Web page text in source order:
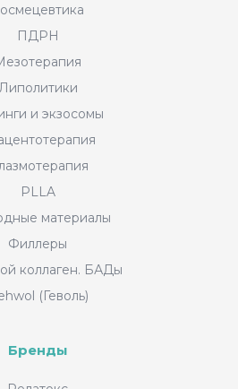
ПДРН
и экзосомы
PLLA
материалы
Филлеры
коллаген. БАДы
(Геволь)
Бренды